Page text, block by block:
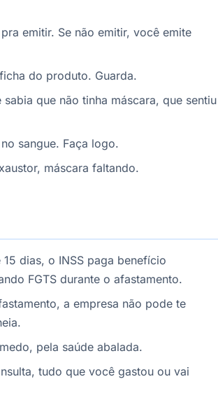
emitir. Se não emitir, você emite
do produto. Guarda.
que não tinha máscara, que sentiu
sangue. Faça logo.
máscara faltando.
dias, o INSS paga benefício
FGTS durante o afastamento.
a empresa não pode te
pela saúde abalada.
tudo que você gastou ou vai